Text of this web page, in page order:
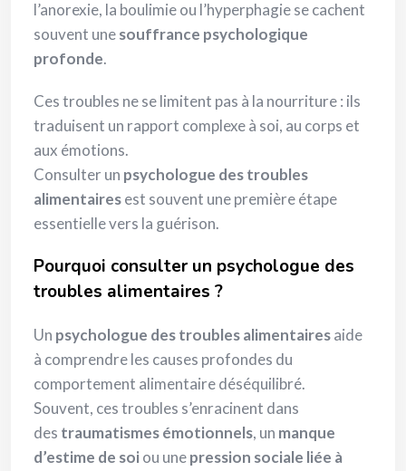
l’anorexie, la boulimie ou l’hyperphagie se cachent
souvent unesouffrance psychologique
profonde.
Ces troubles ne se limitent pas à la nourriture : ils
traduisent un rapport complexe à soi, au corps et
aux émotions.
Consulter un psychologue des troubles
alimentairesest souvent une première étape
essentielle vers la guérison.
Pourquoi consulter un psychologue des
troubles alimentaires ?
Un psychologue des troubles alimentairesaide
à comprendre les causes profondes du
comportement alimentaire déséquilibré.
Souvent, ces troubles s’enracinent dans
des traumatismes émotionnels, un manque
d’estime de soi ou unepression sociale liée à